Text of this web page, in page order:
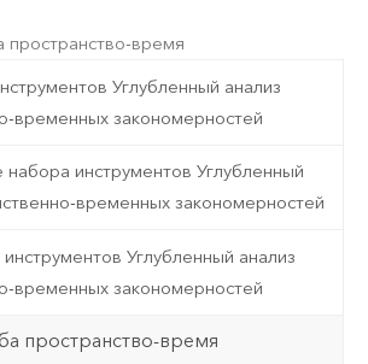
пространство-время
Углубленный анализ
временных закономерностей
инструментов Углубленный
временных закономерностей
Углубленный анализ
временных закономерностей
пространство-время